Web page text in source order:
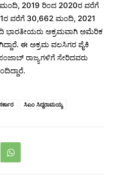
2019 ರಿಂದ 2020ರ ವರೆಗೆ
ವರೆಗೆ 30,662 ಮಂದಿ, 2021
ಭಾರತೀಯರು ಅಕ್ರಮವಾಗಿ ಅಮೆರಿಕ
ಈ ಅಕ್ರಮ ವಲಸಿಗರ ಪೈಕಿ
ರಾಜ್ಯಗಳಿಗೆ ಸೇರಿದವರು
ಸಿಎಂ ಸಿದ್ದರಾಮಯ್ಯ